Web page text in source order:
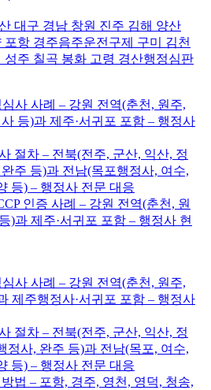
대구 경남 창원 진주 김해 양산
포항 경주음주운전구제 구미 김천
성주 칠곡 봉화 고령 경산행정심판
사 사례 – 강원 전역(춘천, 원주,
등)과 제주·서귀포 포함 – 행정사
절차 – 전북(전주, 군산, 익산, 정
주 등)과 전남(목포행정사, 여수,
등) – 행정사 전문 대응
인증 사례 – 강원 전역(춘천, 원
)과 제주·서귀포 포함 – 행정사 현
사 사례 – 강원 전역(춘천, 원주,
제주행정사·서귀포 포함 – 행정사
절차 – 전북(전주, 군산, 익산, 정
정사, 완주 등)과 전남(목포, 여수,
등) – 행정사 전문 대응
법 – 포항, 경주, 영천, 영덕, 청송,